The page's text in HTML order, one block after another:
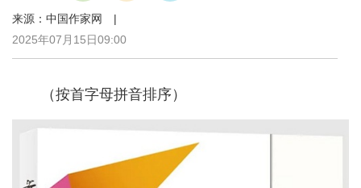
来源：中国作家网 |
2025年07月15日09:00
（按首字母拼音排序）